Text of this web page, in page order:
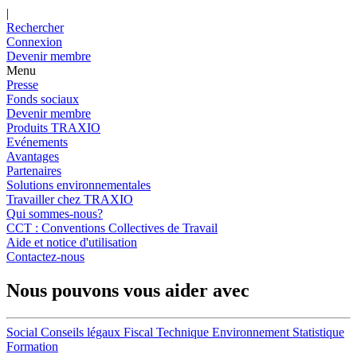
|
Rechercher
Connexion
Devenir membre
Menu
Presse
Fonds sociaux
Devenir membre
Produits TRAXIO
Evénements
Avantages
Partenaires
Solutions environnementales
Travailler chez TRAXIO
Qui sommes-nous?
CCT : Conventions Collectives de Travail
Aide et notice d'utilisation
Contactez-nous
Nous pouvons vous aider avec
Social Conseils légaux Fiscal Technique Environnement Statistique
Formation